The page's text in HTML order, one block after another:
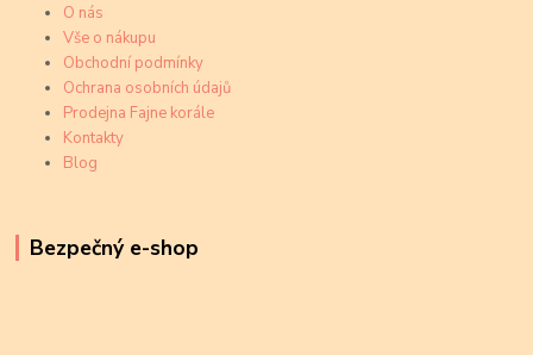
O nás
Vše o nákupu
Obchodní podmínky
Ochrana osobních údajů
Prodejna Fajne korále
Kontakty
Blog
Bezpečný e-shop